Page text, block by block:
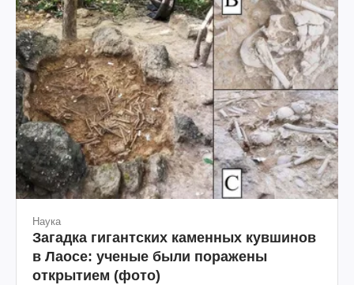
Наука
Загадка гигантских каменных кувшинов
в Лаосе: ученые были поражены
открытием (фото)